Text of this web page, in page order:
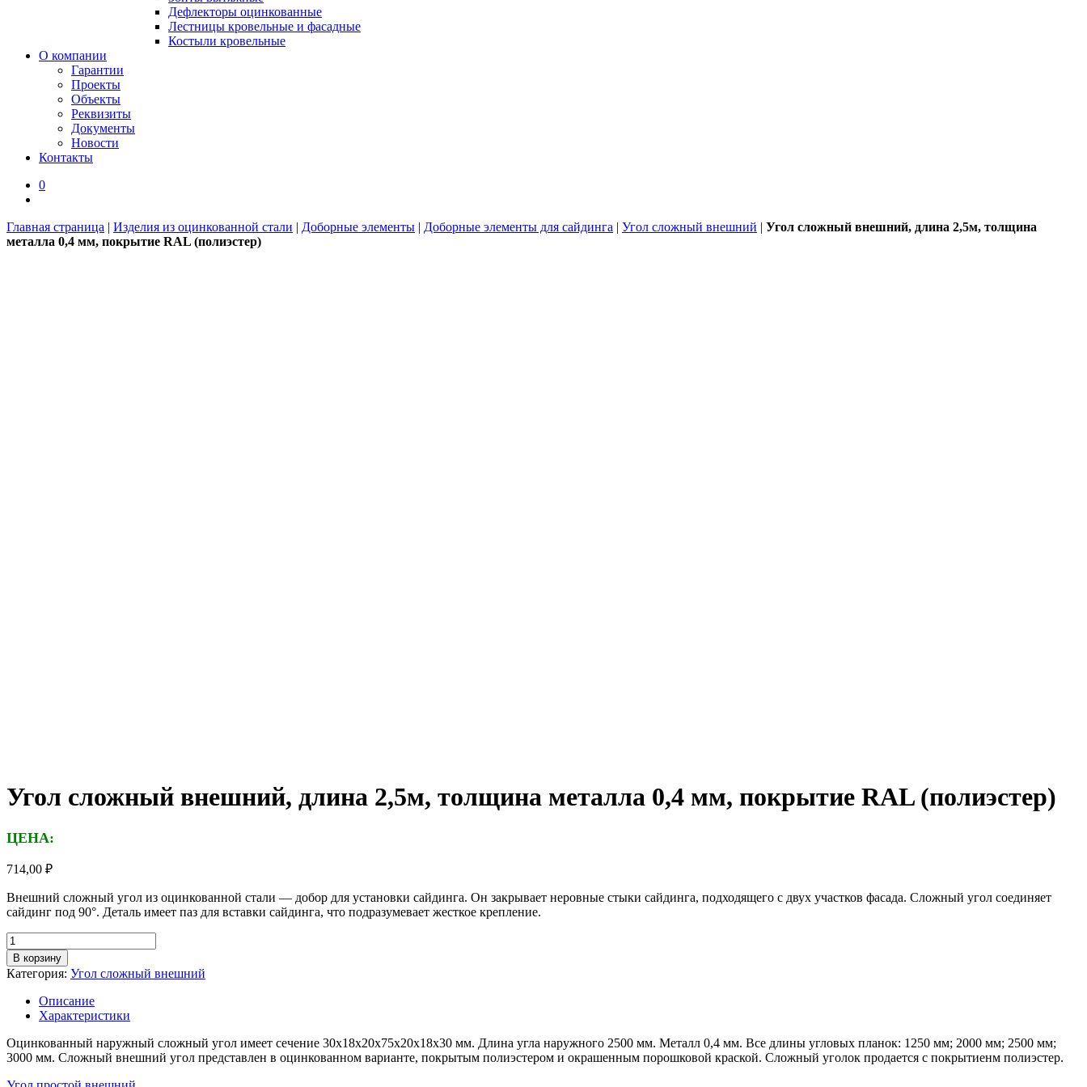
Дефлекторы оцинкованные
Лестницы кровельные и фасадные
Костыли кровельные
О компании
Гарантии
Проекты
Объекты
Реквизиты
Документы
Новости
Контакты
0
Главная страница | Изделия из оцинкованной стали | Доборные элементы | Доборные элементы для сайдинга | Угол сложный внешний | Угол сложный внешний, длина 2,5м, толщина
металла 0,4 мм, покрытие RAL (полиэстер)
Угол сложный внешний, длина 2,5м, толщина металла 0,4 мм, покрытие RAL (полиэстер)
ЦЕНА:
714,00 ₽
Внешний сложный угол из оцинкованной стали — добор для установки сайдинга. Он закрывает неровные стыки сайдинга, подходящего с двух участков фасада. Сложный угол соединяет
сайдинг под 90°. Деталь имеет паз для вставки сайдинга, что подразумевает жесткое крепление.
Количество
товара
Угол
сложный
внешний,
длина
толщина
металла
мм,
В корзину
Категория: Угол сложный внешний
Описание
Характеристики
Оцинкованный наружный сложный угол имеет сечение 30х18х20х75х20х18х30 мм. Длина угла наружного 2500 мм. Металл 0,4 мм. Все длины угловых планок: 1250 мм; 2000 мм; 2500 мм;
3000 мм. Сложный внешний угол представлен в оцинкованном варианте, покрытым полиэстером и окрашенным порошковой краской. Сложный уголок продается с покрытиенм полиэстер.